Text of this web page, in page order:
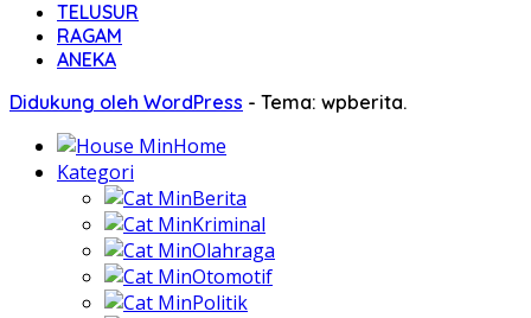
TELUSUR
RAGAM
ANEKA
Didukung oleh WordPress - Tema: wpberita.
Home
Kategori
Berita
Kriminal
Olahraga
Otomotif
Politik